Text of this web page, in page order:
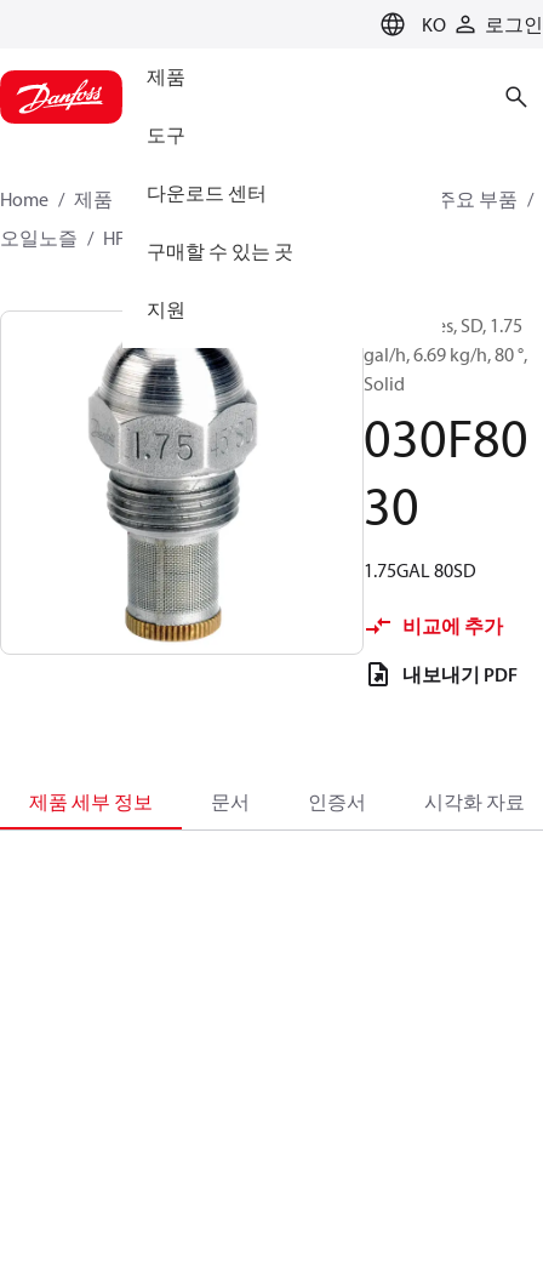
KO 로그인
제품
도구
다운로드 센터
구매할 수 있는 곳
지원
Home 제품 클라이미트 솔루션스 - 히팅
버너 주요 부품
오일노즐
HFD/HD, SFD/SD 030F8030
Oil Nozzles, SD, 1.75
gal/h, 6.69 kg/h, 80 °,
Solid
030F80
30
1.75GAL 80SD
비교에 추가
내보내기 PDF
제품 세부 정보 문서 인증서 시각화 자료